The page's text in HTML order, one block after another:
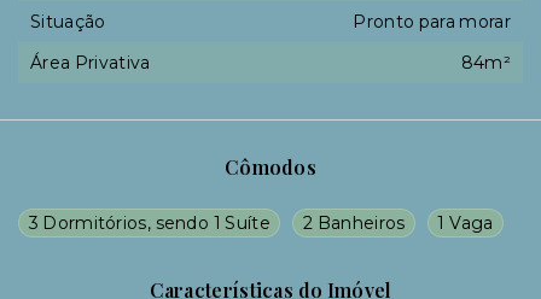
Cômodos
3 Dormitórios, sendo 1 Suíte 2 Banheiros 1 Vaga
Características do Imóvel
Situação
Pronto para morar
Área Privativa
84m²